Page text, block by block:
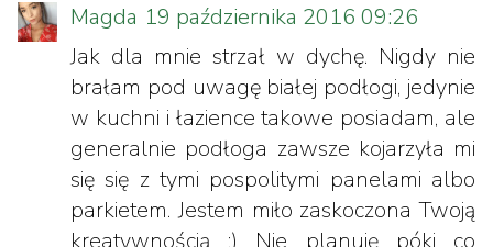
Magda 19 października 2016 09:26
Jak dla mnie strzał w dychę. Nigdy nie
brałam pod uwagę białej podłogi, jedynie
w kuchni i łazience takowe posiadam, ale
generalnie podłoga zawsze kojarzyła mi
się się z tymi pospolitymi panelami albo
parkietem. Jestem miło zaskoczona Twoją
kreatywnością ;) Nie planuję póki co